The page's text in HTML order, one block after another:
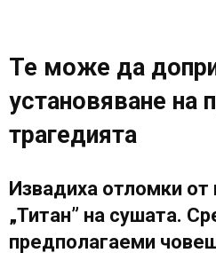
Те може да
установяване на
трагедията
Извадиха отломки
„Титан” на сушата.
предполагаеми